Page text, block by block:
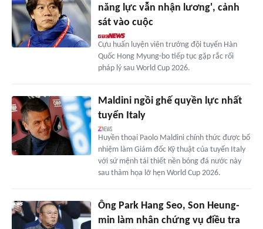
năng lực vẫn nhận lương', cảnh
sát vào cuộc
Cựu huấn luyện viên trưởng đội tuyển Hàn
Quốc Hong Myung-bo tiếp tục gặp rắc rối
pháp lý sau World Cup 2026.
Maldini ngồi ghế quyền lực nhất
tuyển Italy
Huyền thoại Paolo Maldini chính thức được bổ
nhiệm làm Giám đốc Kỹ thuật của tuyển Italy
với sứ mệnh tái thiết nền bóng đá nước này
sau thảm họa lỡ hẹn World Cup 2026.
Ông Park Hang Seo, Son Heung-
min làm nhân chứng vụ điều tra